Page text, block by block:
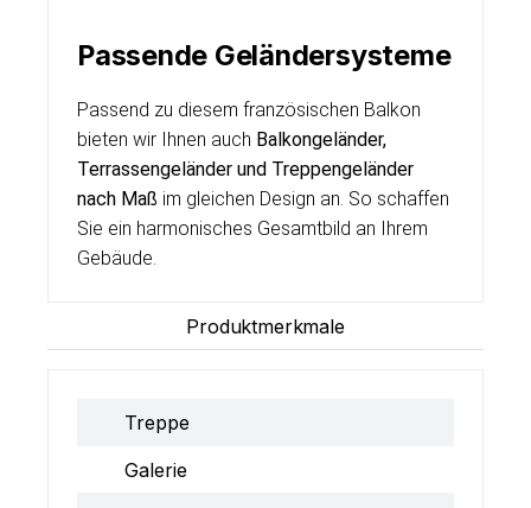
Passende Geländersysteme
Passend zu diesem französischen Balkon
bieten wir Ihnen auch Balkongeländer,
Terrassengeländer und Treppengeländer
nach Maß im gleichen Design an. So schaffen
Sie ein harmonisches Gesamtbild an Ihrem
Gebäude.
Produktmerkmale
Treppe
Galerie